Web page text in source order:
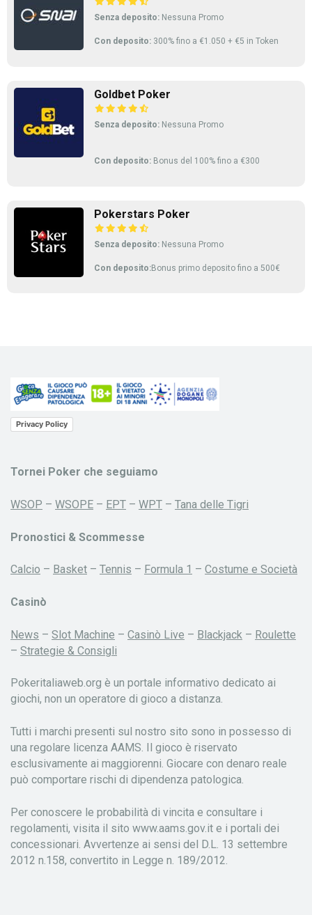
Senza deposito: Nessuna Promo
Con deposito: 300% fino a €1.050 + €5 in Token
Goldbet Poker
Senza deposito: Nessuna Promo
Con deposito: Bonus del 100% fino a €300
Pokerstars Poker
Senza deposito: Nessuna Promo
Con deposito:Bonus primo deposito fino a 500€
Privacy Policy
Tornei Poker che seguiamo
WSOP – WSOPE – EPT – WPT – Tana delle Tigri
Pronostici & Scommesse
Calcio – Basket – Tennis – Formula 1 – Costume e Società
Casinò
News – Slot Machine – Casinò Live – Blackjack – Roulette
– Strategie & Consigli
Pokeritaliaweb.org è un portale informativo dedicato ai
giochi, non un operatore di gioco a distanza.
Tutti i marchi presenti sul nostro sito sono in possesso di
una regolare licenza AAMS. Il gioco è riservato
esclusivamente ai maggiorenni. Giocare con denaro reale
può comportare rischi di dipendenza patologica.
Per conoscere le probabilità di vincita e consultare i
regolamenti, visita il sito www.aams.gov.it e i portali dei
concessionari. Avvertenze ai sensi del D.L. 13 settembre
2012 n.158, convertito in Legge n. 189/2012.